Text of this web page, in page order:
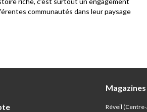
communautés dans leur paysage
Magazines
Réveil